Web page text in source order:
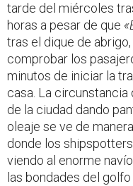
tarde del miércoles
horas a pesar de que
tras el dique de
comprobar los
minutos de iniciar la
casa. La circunstancia
de la ciudad dando
oleaje se ve de
donde los
viendo al enorme
las bondades del